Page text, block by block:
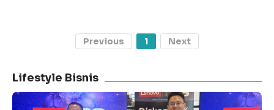
Previous 1 Next
Lifestyle Bisnis